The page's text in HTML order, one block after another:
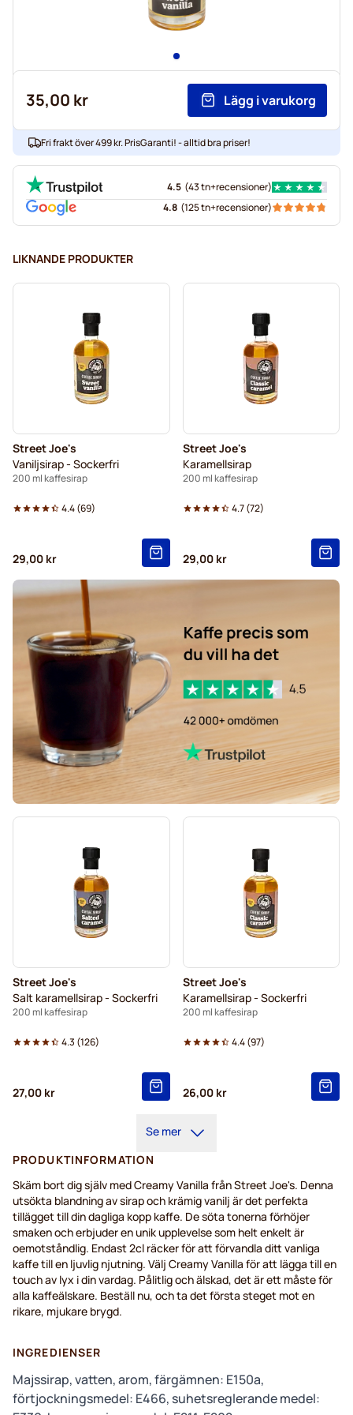
35,00 kr Lägg i varukorg
Fri frakt över 499 kr. PrisGaranti! - alltid bra priser!
4.5 (43 tn+recensioner)
4.8 (125 tn+recensioner)
LIKNANDE PRODUKTER
Street Joe's
Vaniljsirap - Sockerfri
200 ml kaffesirap
4.4(69)
29,00 kr
Street Joe's
Karamellsirap
200 ml kaffesirap
4.7(72)
29,00 kr
Street Joe's
Salt karamellsirap - Sockerfri
200 ml kaffesirap
4.3 (126)
27,00 kr
Street Joe's
Karamellsirap - Sockerfri
200 ml kaffesirap
4.4(97)
26,00 kr
Se mer
PRODUKTINFORMATION
Skäm bort dig själv med Creamy Vanilla från Street Joe's. Denna
utsökta blandning av sirap och krämig vanilj är det perfekta
tillägget till din dagliga kopp kaffe. De söta tonerna förhöjer
smaken och erbjuder en unik upplevelse som helt enkelt är
oemotståndlig. Endast 2cl räcker för att förvandla ditt vanliga
kaffe till en ljuvlig njutning. Välj Creamy Vanilla för att lägga till en
touch av lyx i din vardag. Pålitlig och älskad, det är ett måste för
alla kaffeälskare. Beställ nu, och ta det första steget mot en
rikare, mjukare brygd.
INGREDIENSER
Majssirap, vatten, arom, färgämnen: E150a,
förtjockningsmedel: E466, suhetsreglerande medel: